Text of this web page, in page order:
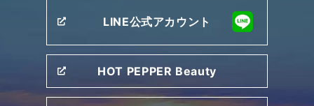
LINE公式アカウント
HOT PEPPER Beauty